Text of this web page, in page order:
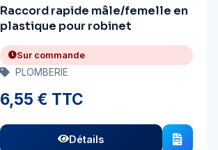
Raccord rapide mâle/femelle en
plastique pour robinet
Sur commande
PLOMBERIE
6,55 € TTC
Détails